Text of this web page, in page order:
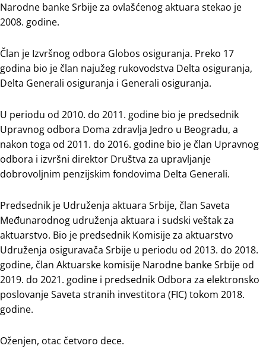
Narodne banke Srbije za ovlašćenog aktuara stekao je
2008. godine.
Član je Izvršnog odbora Globos osiguranja. Preko 17
godina bio je član najužeg rukovodstva Delta osiguranja,
Delta Generali osiguranja i Generali osiguranja.
U periodu od 2010. do 2011. godine bio je predsednik
Upravnog odbora Doma zdravlja Jedro u Beogradu, a
nakon toga od 2011. do 2016. godine bio je član Upravnog
odbora i izvršni direktor Društva za upravljanje
dobrovoljnim penzijskim fondovima Delta Generali.
Predsednik je Udruženja aktuara Srbije, član Saveta
Međunarodnog udruženja aktuara i sudski veštak za
aktuarstvo. Bio je predsednik Komisije za aktuarstvo
Udruženja osiguravača Srbije u periodu od 2013. do 2018.
godine, član Aktuarske komisije Narodne banke Srbije od
2019. do 2021. godine i predsednik Odbora za elektronsko
poslovanje Saveta stranih investitora (FIC) tokom 2018.
godine.
Oženjen, otac četvoro dece.